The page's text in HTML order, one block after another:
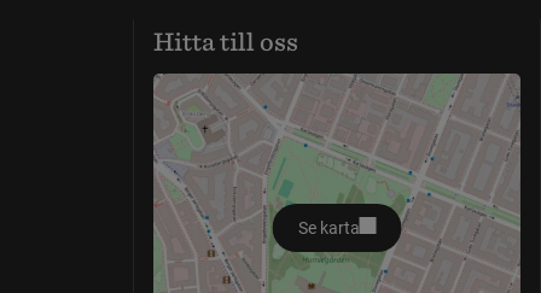
Hitta till oss
Se karta
öppnas i nytt fönster